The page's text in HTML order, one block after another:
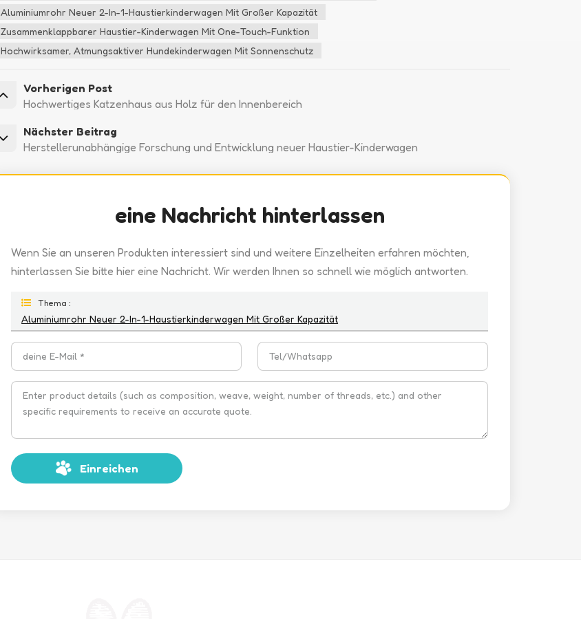
Aluminiumrohr Neuer 2-In-1-Haustierkinderwagen Mit Großer Kapazität
Zusammenklappbarer Haustier-Kinderwagen Mit One-Touch-Funktion
Hochwirksamer, Atmungsaktiver Hundekinderwagen Mit Sonnenschutz
Vorherigen Post
Hochwertiges Katzenhaus aus Holz für den Innenbereich
Nächster Beitrag
Herstellerunabhängige Forschung und Entwicklung neuer Haustier-Kinderwagen
eine Nachricht hinterlassen
Wenn Sie an unseren Produkten interessiert sind und weitere Einzelheiten erfahren möchten,
hinterlassen Sie bitte hier eine Nachricht. Wir werden Ihnen so schnell wie möglich antworten.
Thema :
Aluminiumrohr Neuer 2-In-1-Haustierkinderwagen Mit Großer Kapazität
Einreichen